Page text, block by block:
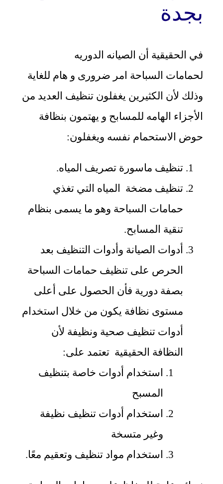
بجدة
في الحقيقية أن الصيانه الدوريه
لحمامات السباحة امر ضرورى و هام للغاية
وذلك لأن الكثيرين يغفلون تنظيف العديد من
الأجزاء الهامه للمسابح و يهتمون بنظافة
حوض الاستحمام نفسه ويغفلون:
تنظيف ماسورة تصريف المياه.
تنظيف مضخة المياه التي تغذي
حمامات السباحة وهو ما يسمى بنظام
تنقية المسابح.
أدوات الصيانة وأدوات التنظيف بعد
الحرص على تنظيف حمامات السباحة
بصفة دورية فأن الحصول على أعلى
مستوى نظافة يكون من خلال استخدام
أدوات تنظيف صحية ونظيفة لأن
النظافة الحقيقية تعتمد على:
استخدام أدوات خاصة بتنظيف
المسبح
استخدام أدوات تنظيف نظيفة
وغير متسخة
استخدام مواد تنظيف وتعقيم معًا.